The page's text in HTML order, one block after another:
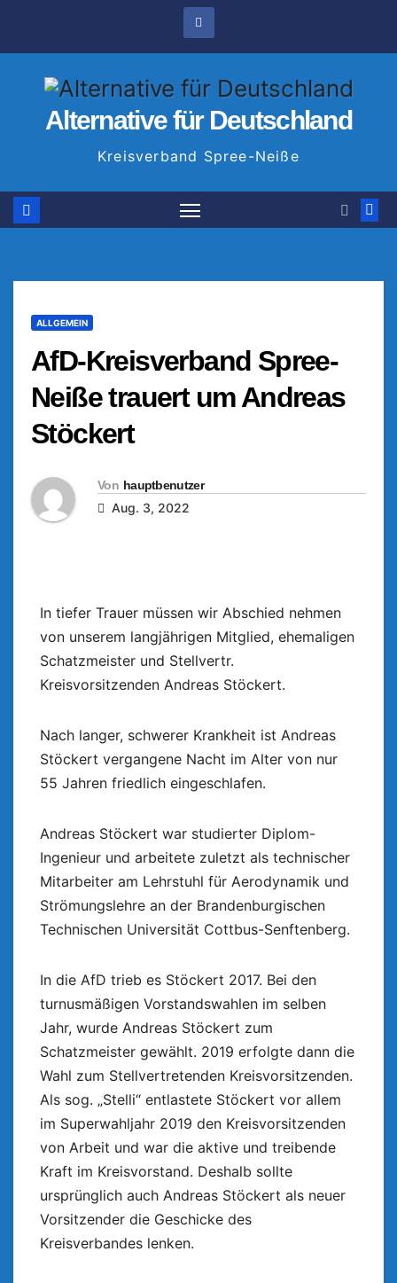
Alternative für Deutschland
Kreisverband Spree-Neiße
ALLGEMEIN
AfD-Kreisverband Spree-
Neiße trauert um Andreas
Stöckert
Von hauptbenutzer
Aug. 3, 2022
In tiefer Trauer müssen wir Abschied nehmen
von unserem langjährigen Mitglied, ehemaligen
Schatzmeister und Stellvertr.
Kreisvorsitzenden Andreas Stöckert.
Nach langer, schwerer Krankheit ist Andreas
Stöckert vergangene Nacht im Alter von nur
55 Jahren friedlich eingeschlafen.
Andreas Stöckert war studierter Diplom-
Ingenieur und arbeitete zuletzt als technischer
Mitarbeiter am Lehrstuhl für Aerodynamik und
Strömungslehre an der Brandenburgischen
Technischen Universität Cottbus-Senftenberg.
In die AfD trieb es Stöckert 2017. Bei den
turnusmäßigen Vorstandswahlen im selben
Jahr, wurde Andreas Stöckert zum
Schatzmeister gewählt. 2019 erfolgte dann die
Wahl zum Stellvertretenden Kreisvorsitzenden.
Als sog. „Stelli“ entlastete Stöckert vor allem
im Superwahljahr 2019 den Kreisvorsitzenden
von Arbeit und war die aktive und treibende
Kraft im Kreisvorstand. Deshalb sollte
ursprünglich auch Andreas Stöckert als neuer
Vorsitzender die Geschicke des
Kreisverbandes lenken.